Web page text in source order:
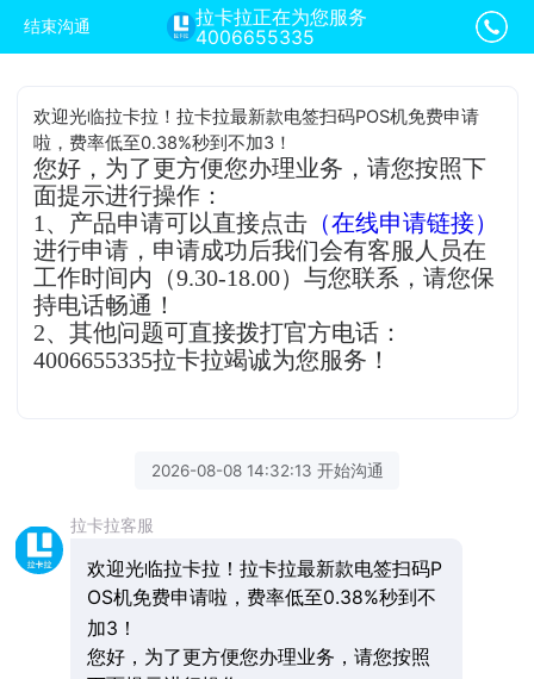
结束沟通
拉卡拉正在为您服务
4006655335
欢迎光临拉卡拉！拉卡拉最新款电签扫码POS机免费申请
啦，费率低至0.38%秒到不加3！
您好，为了更方便您办理业务，请您按照下
面提示进行操作：
1、产品申请可以直接点击 （在线申请链接）
进行申请，申请成功后我们会有客服人员在
工作时间内（9.30-18.00）与您联系，请您保
持电话畅通！
2、其他问题可直接拨打官方电话：
4006655335拉卡拉竭诚为您服务！
2026-08-08 14:32:13 开始沟通
拉卡拉客服
欢迎光临拉卡拉！拉卡拉最新款电签扫码P
OS机免费申请啦，费率低至0.38%秒到不
加3！
您好，为了更方便您办理业务，请您按照